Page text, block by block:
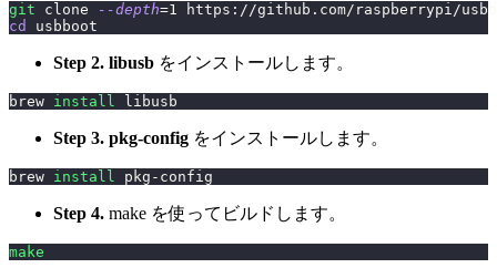
git clone --depth=1 https://github.com/raspberrypi/
cd
usbboot
Step 2. libusb をインストールします。
brew install libusb
Step 3. pkg-config をインストールします。
brew install pkg-config
Step 4. make を使ってビルドします。
make